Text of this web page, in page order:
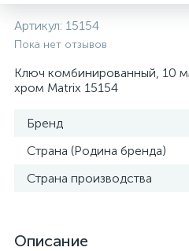
Артикул: 15154
Пока нет отзывов
Ключ комбинированный, 10
хром Matrix 15154
Бренд
Страна (Родина бренда)
Страна производства
Описание